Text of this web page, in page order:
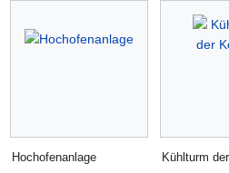
Hochofenanlage Kühlturm